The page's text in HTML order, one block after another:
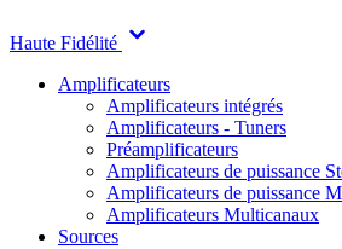
Haute Fidélité
Amplificateurs
Amplificateurs intégrés
Amplificateurs - Tuners
Préamplificateurs
Amplificateurs de puissance
Amplificateurs de puissance
Amplificateurs Multicanaux
Sources